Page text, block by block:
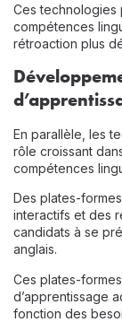
Ces technologies
compétences
rétroaction plus
En parallèle, les
rôle croissant
compétences
Des plates-
interactifs et des
candidats à se
anglais.
Ces plates-
d’apprentissage
fonction des